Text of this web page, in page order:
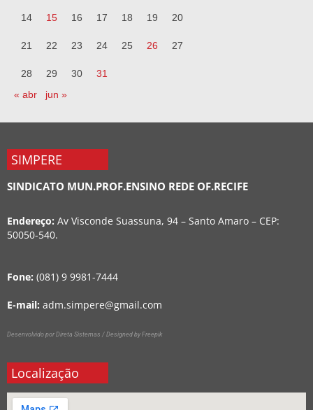
14 15 16 17 18 19 20
21 22 23 24 25 26 27
28 29 30
31
« abr
jun »
SIMPERE
SINDICATO MUN.PROF.ENSINO REDE OF.RECIFE
Endereço: Av Visconde Suassuna, 94 – Santo Amaro – CEP:
50050-540.
Fone: (081) 9 9981-7444
E-mail: adm.simpere@gmail.com
Desenvolvido por Direta Sistemas / Designed by Freepik
Localização